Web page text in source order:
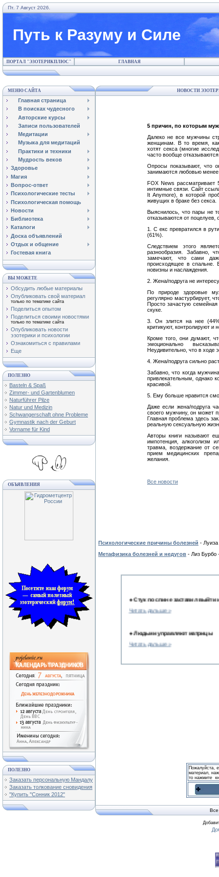
Пт. 7 Август 2026.
Путь к Разуму и Силе
ПОРТАЛ "ЭЗОТЕРИКПЛЮС" ГЛАВНАЯ
МЕНЮ САЙТА
Главная страница
В поисках чудесного
Авторские курсы
Записи пользователей
Медитации
Музыка для медитаций
Практики и техники
Мудрость веков
Здоровье
Магия
Вопрос-ответ
Психологические тесты
Психологическая помощь
Новости
Библиотека
Каталоги
Доска объявлений
Отдых и общение
Гостевая книга
ВЫ МОЖЕТЕ
Обсудить любые материалы
Опубликовать свой материал
только по тематике сайта
Поделиться опытом
Поделиться своими новостями
только по тематике сайта
Опубликовать новости
эзотерики и психологии
Ознакомиться с правилами
Еще
ПОЛЕЗНО
Basteln & Spaß
Zimmer- und Gartenblumen
Naturführer Pilze
Natur und Medizin
Schwangerschaft ohne Probleme
Gymnastik nach der Geburt
Vorname für Kind
ОБЪЯВЛЕНИЯ
ПОЛЕЗНО
Заказать персональную Мандалу
Заказать толкование сновидения
"Купить "Сонник 2012"
НОВОСТИ
5 причин, по которым
Далеко не все мужчины
женщинам. В то время,
хотят cекса (многие
часто вообще
Опросы показывают, что
занимаются любовью менее
FOX News рассматривает
интимные связи. Сайт
It Anymore), в которой
живущих в браке без cекса.
Выяснилось, что пары не
отказываются от поцелуев,
1. C екс превратился в
(61%).
Следствием этого
разнообразия. Забавно,
замечают, что сами
происходящее в спальне.
новизны и наслаждения.
2. Жена/подруга не
По природе здоровые
регулярно мастурбирует,
Просто зачастую
скуке.
3. Он злится на нее
критикуют, контролируют и
Кроме того, они думают,
эмоционально
Неудивительно, что в ходе
4. Жена/подруга сильно
Забавно, что когда
привлекательным, однако
красивой.
5. Ему больше нравится
Даже если жена/подруга
своего мужчину, он может
Главная проблема здесь
реальную cексуальную
Авторы книги называют
импотенция, алкоголизм
травма, воздержание от c
прием медицинских
желания.
Все новости
Психологические причины болезней -
Метафизика болезней и недугов - Лиз Бурбо
Людьми управляют матрицы
Читать дальше »
●Нострадамус предсказал
Ученые раскрыли тайны
Читать дальше »
Хмурые, пасмурные дни
Врачи установили настоящее
Пожалуйста,
материал,
то нажмите